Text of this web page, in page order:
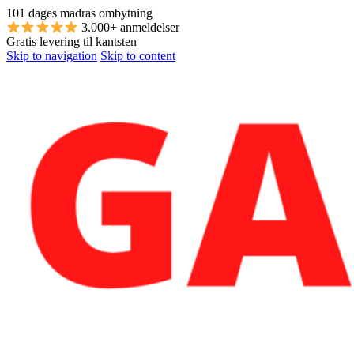
101 dages madras ombytning
3.000+ anmeldelser
Gratis levering til kantsten
Skip to navigation Skip to content